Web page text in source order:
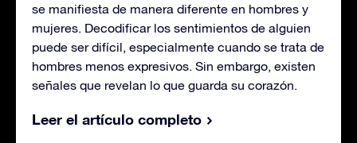
se manifiesta de manera diferente en hombres y
mujeres. Decodificar los sentimientos de alguien
puede ser difícil, especialmente cuando se trata de
hombres menos expresivos. Sin embargo, existen
señales que revelan lo que guarda su corazón.
Leer el artículo completo